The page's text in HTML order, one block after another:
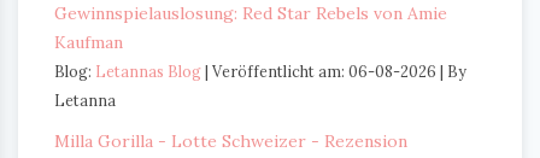
Gewinnspielauslosung: Red Star Rebels von Amie
Kaufman
Blog: Letannas Blog Veröffentlicht am: 06-08-2026
By
Letanna
Milla Gorilla - Lotte Schweizer - Rezension